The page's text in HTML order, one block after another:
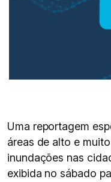
Uma reportagem
áreas de alto e
inundações nas
exibida no sábado